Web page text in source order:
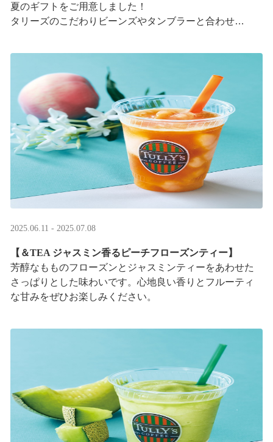
夏のギフトをご用意しました！
タリーズのこだわりビーンズやタンブラーと合わせ、
2025.06.11 - 2025.07.08
【＆TEA ジャスミン香るピーチフローズンティー】
芳醇なもものフローズンとジャスミンティーをあわせた
さっぱりとした味わいです。心地良い香りとフルーティ
な甘みをぜひお楽しみください。